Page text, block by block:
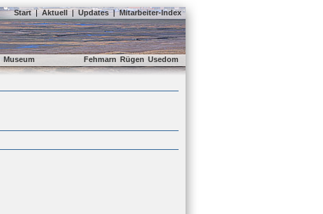
Start | Aktuell | Updates | Mitarbeiter-Index
Museum Fehmarn Rügen Usedom